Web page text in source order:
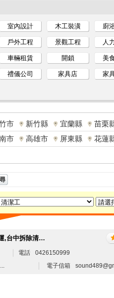
室內設計 木工裝潢 廚
戶外工程 景觀工程 人
車輛租賃 開鎖 美
禮儀公司 家具店 家
市 新竹縣 宜蘭縣 苗栗
市 高雄市 屏東縣 花蓮
順棋仁福達億環保工程-拆除清運,台中拆除清運,台中拆除工程
電話 0426150999
電子信箱